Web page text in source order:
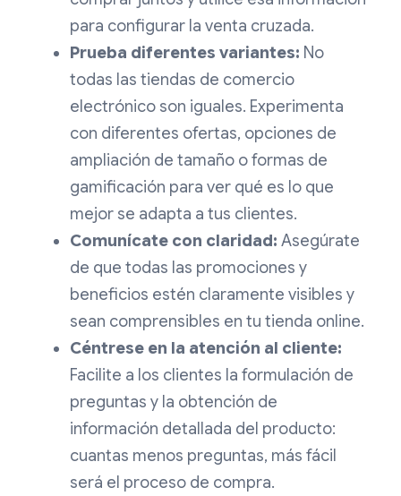
para configurar la venta cruzada.
Prueba diferentes variantes: No
todas las tiendas de comercio
electrónico son iguales. Experimenta
con diferentes ofertas, opciones de
ampliación de tamaño o formas de
gamificación para ver qué es lo que
mejor se adapta a tus clientes.
Comunícate con claridad: Asegúrate
de que todas las promociones y
beneficios estén claramente visibles y
sean comprensibles en tu tienda online.
Céntrese en la atención al cliente:
Facilite a los clientes la formulación de
preguntas y la obtención de
información detallada del producto:
cuantas menos preguntas, más fácil
será el proceso de compra.